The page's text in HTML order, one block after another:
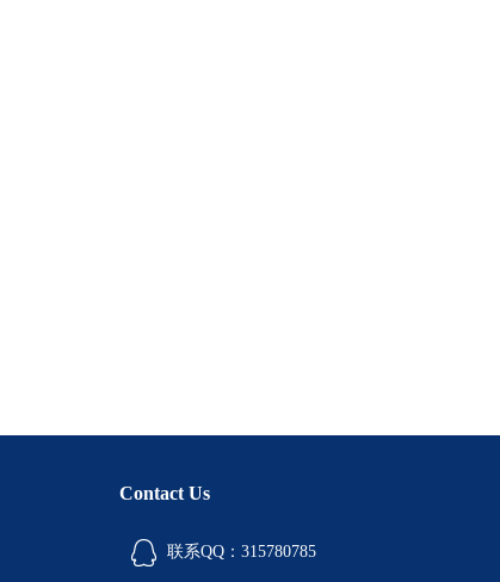
Contact Us
联系QQ：315780785